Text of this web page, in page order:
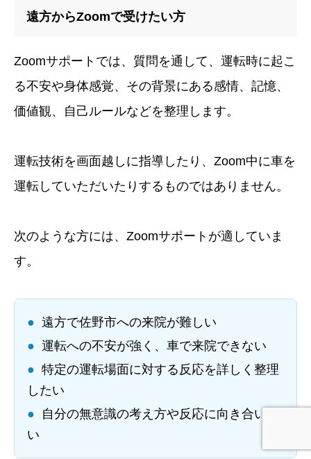
遠方からZoomで受けたい方
Zoomサポートでは、質問を通して、運転時に起こ
る不安や身体感覚、その背景にある感情、記憶、
価値観、自己ルールなどを整理します。
運転技術を画面越しに指導したり、Zoom中に車を
運転していただいたりするものではありません。
次のような方には、Zoomサポートが適していま
す。
● 遠方で佐野市への来院が難しい
● 運転への不安が強く、車で来院できない
● 特定の運転場面に対する反応を詳しく整理
したい
●
自分の無意識の考え方や反応に向き合いた
い